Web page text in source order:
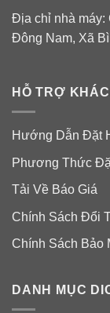
Địa chỉ nhà máy:
Đông Nam, Xã
HỖ TRỢ
Hướng Dẫn Đặt
Phương Thức
Tải Về Báo Giá
Chính Sách Đổi
Chính Sách Bảo
DANH MỤC